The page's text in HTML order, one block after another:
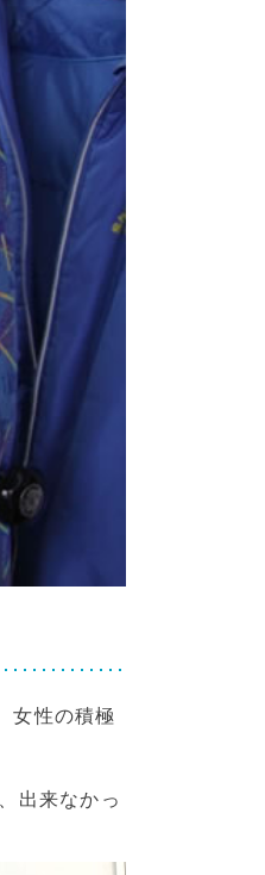
女性の積極
出来なかっ